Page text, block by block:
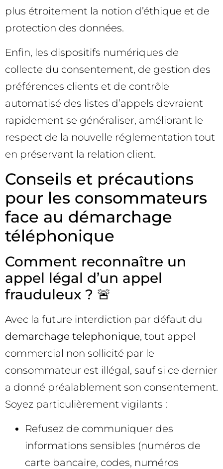
plus étroitement la notion d’éthique et de
protection des données.
Enfin, les dispositifs numériques de
collecte du consentement, de gestion des
préférences clients et de contrôle
automatisé des listes d’appels devraient
rapidement se généraliser, améliorant le
respect de la nouvelle réglementation tout
en préservant la relation client.
Conseils et précautions
pour les consommateurs
face au démarchage
téléphonique
Comment reconnaître un
appel légal d’un appel
frauduleux ? 🚨
Avec la future interdiction par défaut du
demarchage telephonique, tout appel
commercial non sollicité par le
consommateur est illégal, sauf si ce dernier
a donné préalablement son consentement.
Soyez particulièrement vigilants :
Refusez de communiquer des
informations sensibles (numéros de
carte bancaire, codes, numéros